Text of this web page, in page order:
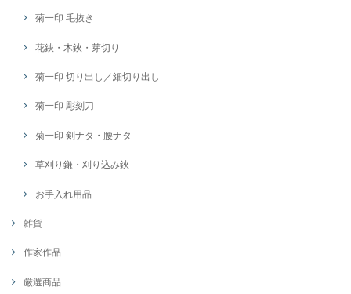
菊一印 毛抜き
花鋏・木鋏・芽切り
菊一印 切り出し／細切り出し
菊一印 彫刻刀
菊一印 剣ナタ・腰ナタ
草刈り鎌・刈り込み鋏
お手入れ用品
雑貨
作家作品
厳選商品